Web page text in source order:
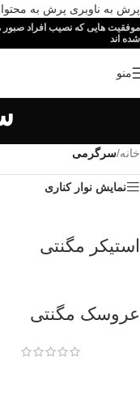
پرش به ناوبری پرش به
موفقیت هایی که نصیب افراد
شده اند
منو
خانه/سرگرمی
نمایش نوار کناری
استیکر مگنتی
عروسک مگنتی